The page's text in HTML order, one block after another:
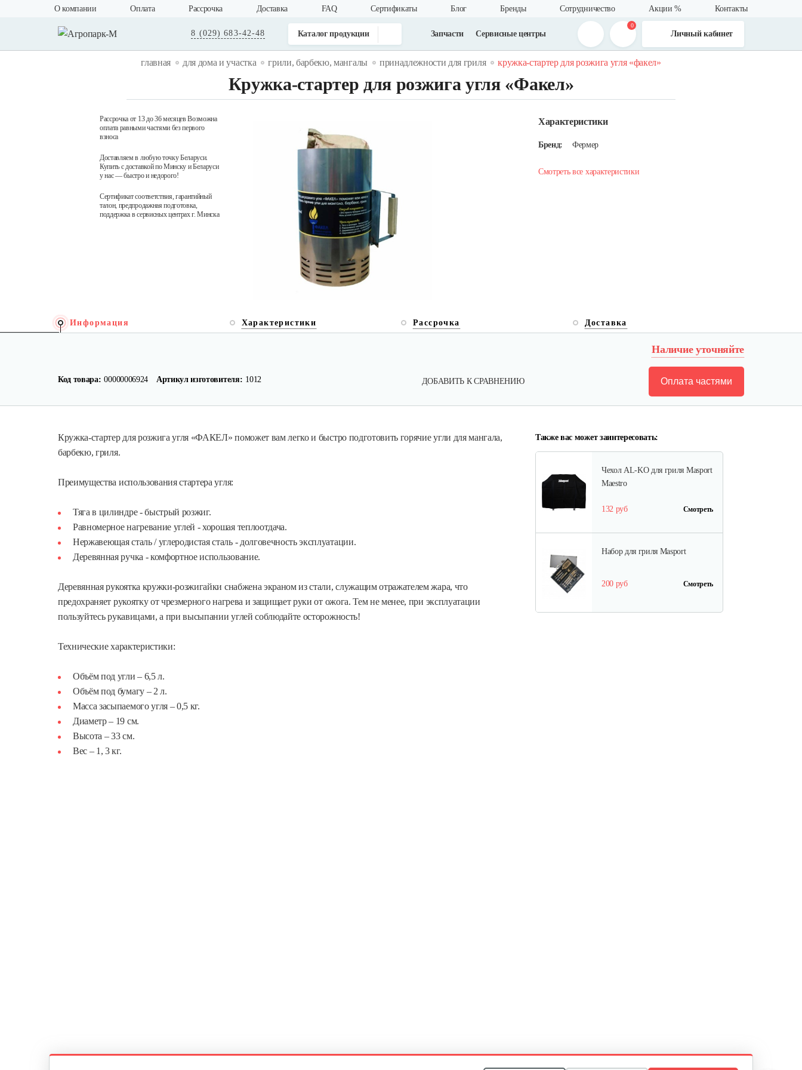
О компании Оплата Рассрочка Доставка FAQ Cертификаты Блог Бренды Сотрудничество Акции % Контакты
8 (029) 683-42-48 Каталог продукции Запчасти Сервисные центры
0
Личный кабинет
главная для дома и участка грили, барбекю, мангалы принадлежности для гриля кружка-стартер для розжига угля «факел»
Кружка-стартер для розжига угля «Факел»
Рассрочка от 13 до 36 месяцев Возможна
оплата равными частями без первого
взноса
Доставляем в любую точку Беларуси.
Купить с доставкой по Минску и Беларуси
у нас — быстро и недорого!
Сертификат соответствия, гарантийный
талон, предпродажная подготовка,
поддержка в сервисных центрах г. Минска
Характеристики
Бренд: Фермер
Смотреть все характеристики
Информация Характеристики Рассрочка Доставка
Наличие уточняйте
Код товара: 00000006924 Артикул изготовителя: 1012 ДОБАВИТЬ К СРАВНЕНИЮ Оплата частями
Кружка-стартер для розжига угля «ФАКЕЛ» поможет вам легко и быстро подготовить горячие угли для мангала,
барбекю, гриля.
Преимущества использования стартера угля:
Тяга в цилиндре - быстрый розжиг.
Равномерное нагревание углей - хорошая теплоотдача.
Нержавеющая сталь / углеродистая сталь - долговечность эксплуатации.
Деревянная ручка - комфортное использование.
Деревянная рукоятка кружки-розжигайки снабжена экраном из стали, служащим отражателем жара, что
предохраняет рукоятку от чрезмерного нагрева и защищает руки от ожога. Тем не менее, при эксплуатации
пользуйтесь рукавицами, а при высыпании углей соблюдайте осторожность!
Технические характеристики:
Объём под угли – 6,5 л.
Объём под бумагу – 2 л.
Масса засыпаемого угля – 0,5 кг.
Диаметр – 19 см.
Высота – 33 см.
Вес – 1, 3 кг.
Также вас может заинтересовать:
Чехол AL-KO для гриля Masport
Maestro
132 руб Смотреть
Набор для гриля Masport
200 руб Смотреть